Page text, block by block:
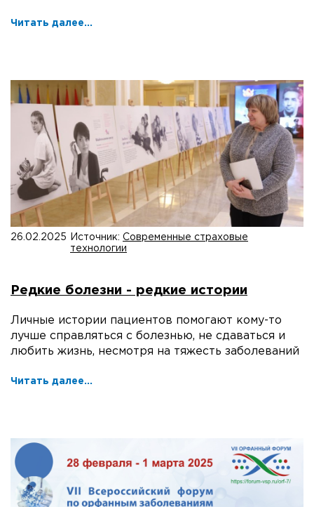
Читать далее...
26.02.2025 Источник: Современные страховые
технологии
Редкие болезни - редкие истории
Личные истории пациентов помогают кому-то
лучше справляться с болезнью, не сдаваться и
любить жизнь, несмотря на тяжесть заболеваний
Читать далее...